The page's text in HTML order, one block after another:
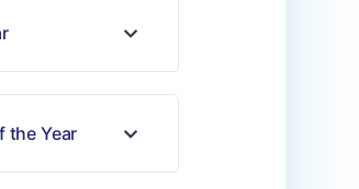
the Year